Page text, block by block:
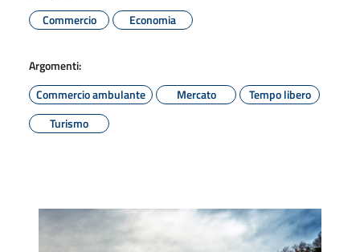
Commercio
Economia
Argomenti:
Commercio ambulante
Mercato
Tempo libero
Turismo